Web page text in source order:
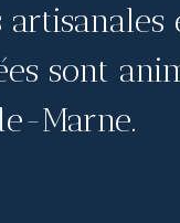
sont
Marne.